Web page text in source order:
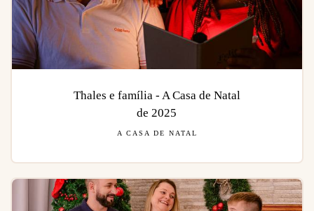
Thales e família - A Casa de Natal
de 2025
A CASA DE NATAL